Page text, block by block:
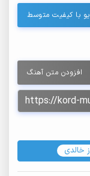
با کیفیت متوسط
افزودن متن آهنگ
خالدی